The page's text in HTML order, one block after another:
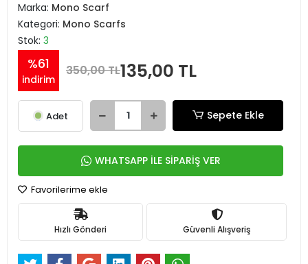
Marka: Mono Scarf
Kategori: Mono Scarfs
Stok: 3
%61
indirim
350,00 TL135,00 TL
Adet Sepete Ekle
WHATSAPP İLE SİPARİŞ VER
Favorilerime ekle
Hızlı Gönderi Güvenli Alışveriş